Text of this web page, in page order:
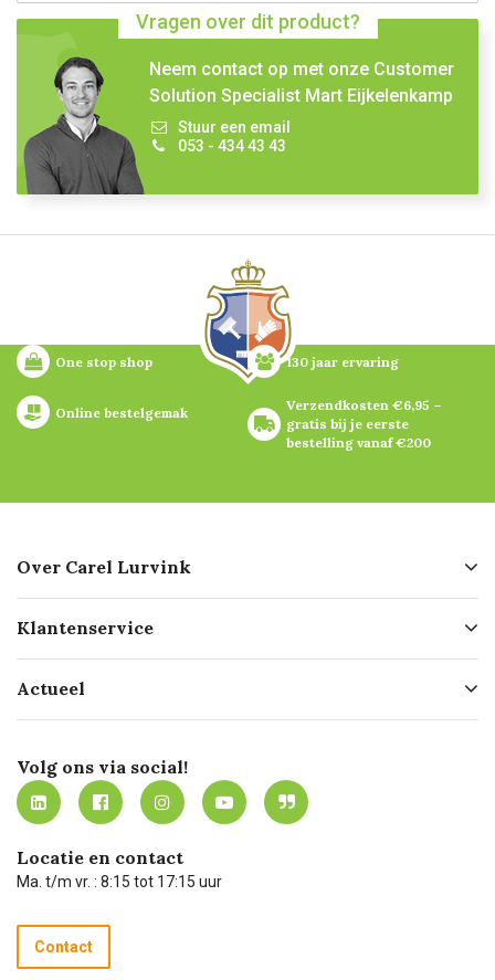
Vragen over dit product?
Neem contact op met onze Customer
Solution Specialist Mart Eijkelenkamp
Stuur een email
053 - 434 43 43
One stop shop 130 jaar ervaring
Online bestelgemak
Verzendkosten €6,95 –
gratis bij je eerste
bestelling vanaf €200
Over Carel Lurvink
Geschiedenis
Missie
Werken bij Carel Lurvink
MVO
Klantenservice
Bezorgen
Mijn Carel Lurvink
Mijn Carel Lurvink instructievideo's
Carel Lurvink App
Hulp op afstand
Technische dienst
Recycle programma
Betalen
Actueel
Innovation LAB
Tevreden klanten
Carel Lurvink Blog
Carel de podcast
Volg ons via social!
Locatie en contact
Ma. t/m vr. : 8:15 tot 17:15 uur
Contact